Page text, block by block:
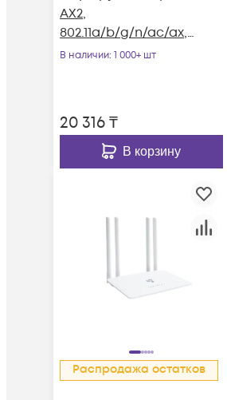
AX2,
802.11a/b/g/n/ac/ax,
5xGE RJ45
В наличии: 1 000+ шт
20 316₸
В корзину
Распродажа остатков